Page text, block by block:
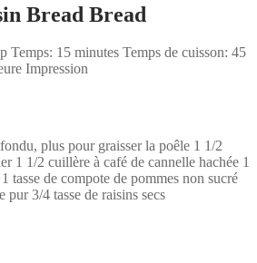
Bread Bread
Temps: 15 minutes Temps de cuisson: 45
Impression
plus pour graisser la poêle 1 1/2
1 1/2 cuillère à café de cannelle hachée 1
tasse de compote de pommes non sucré
pur 3/4 tasse de raisins secs